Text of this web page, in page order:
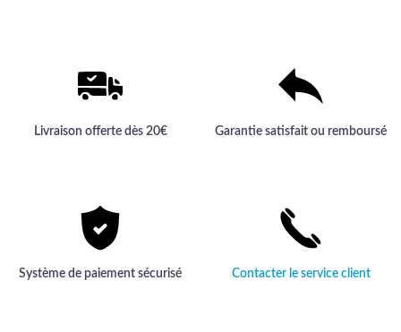
Livraison offerte dès 20€ Garantie satisfait ou remboursé
Système de paiement sécurisé Contacter le service client